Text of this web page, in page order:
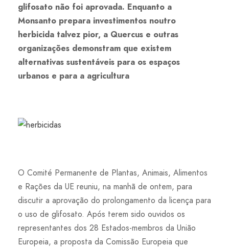
glifosato não foi aprovada. Enquanto a
Monsanto prepara investimentos noutro
herbicida talvez pior, a Quercus e outras
organizações demonstram que existem
alternativas sustentáveis para os espaços
urbanos e para a agricultura
O Comité Permanente de Plantas, Animais, Alimentos
e Rações da UE reuniu, na manhã de ontem, para
discutir a aprovação do prolongamento da licença para
o uso de glifosato. Após terem sido ouvidos os
representantes dos 28 Estados-membros da União
Europeia, a proposta da Comissão Europeia que